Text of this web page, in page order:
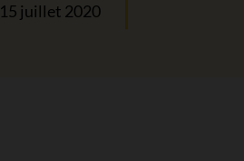
15 juillet 2020